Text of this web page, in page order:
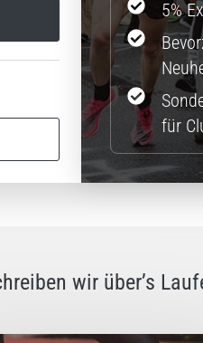
5%
für
wir über’s